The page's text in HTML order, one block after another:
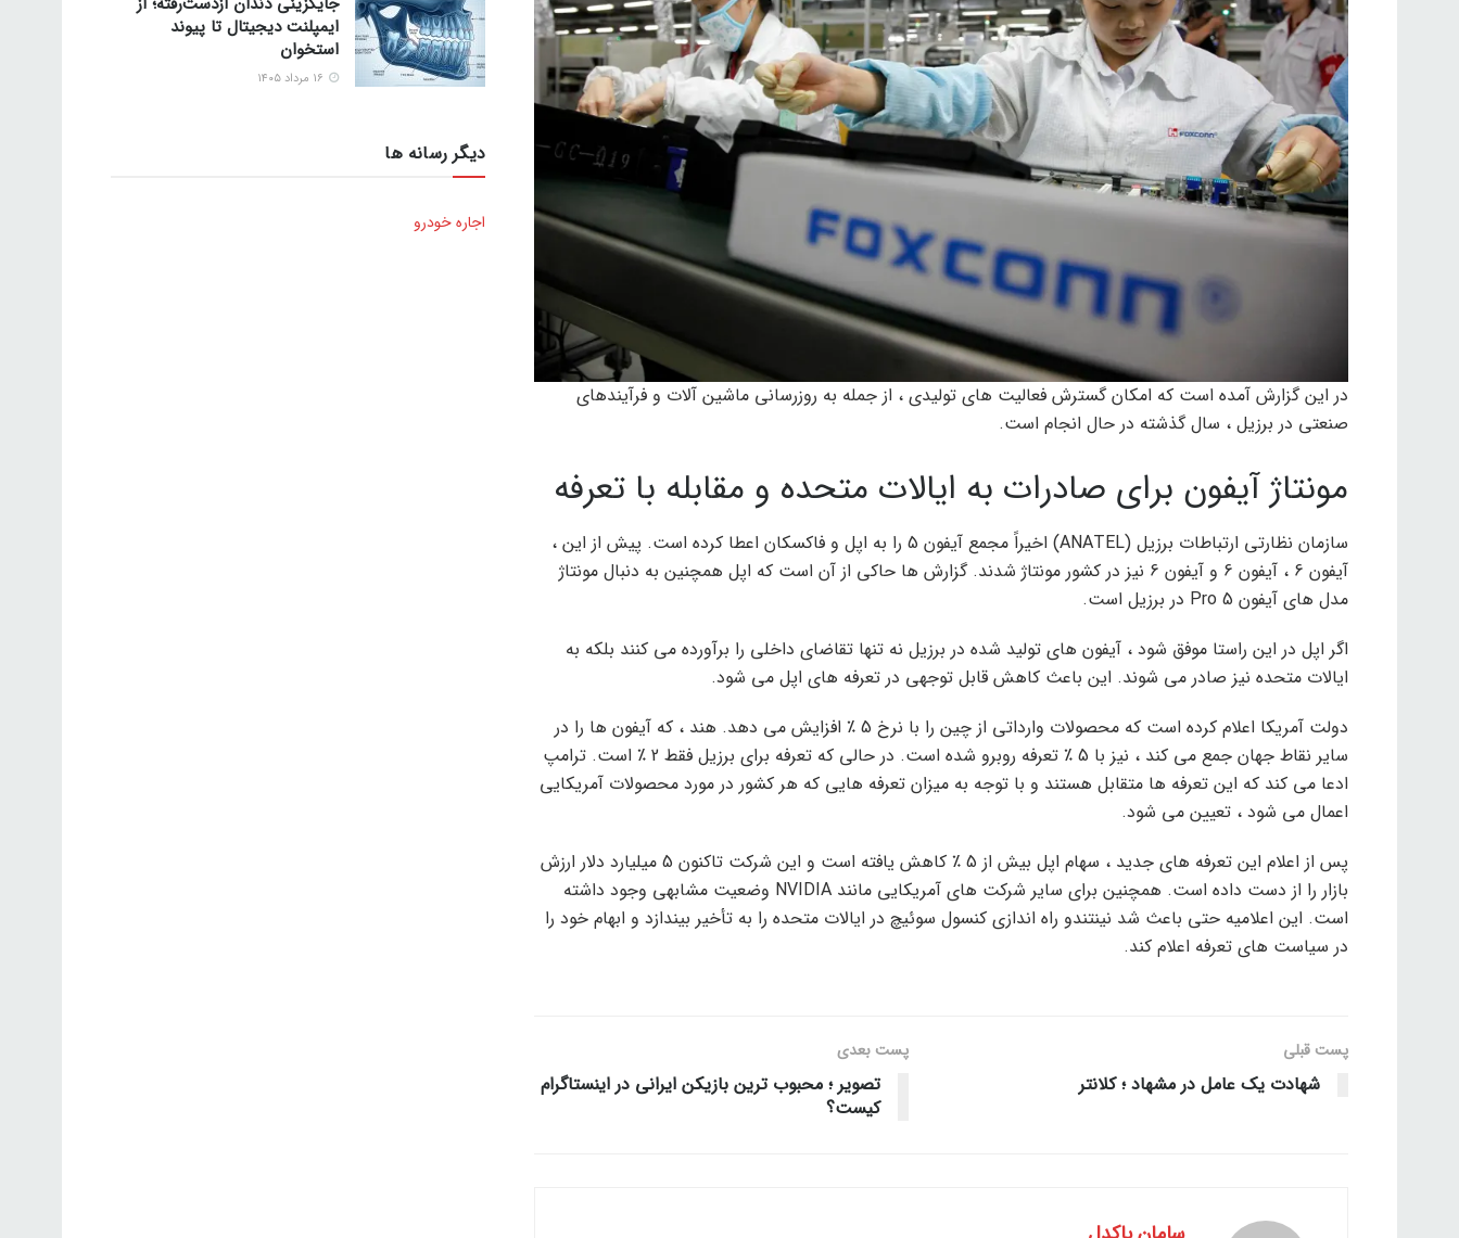
در این گزارش آمده است که امکان گسترش فعالیت های تولیدی ، از جمله به روزرسانی ماشین آلات و فرآیندهای
صنعتی در برزیل ، سال گذشته در حال انجام است.
مونتاژ آیفون برای صادرات به ایالات متحده و مقابله با تعرفه
سازمان نظارتی ارتباطات برزیل (ANATEL) اخیراً مجمع آیفون 5 را به اپل و فاکسکان اعطا کرده است. پیش از این ،
آیفون 6 ، آیفون 6 و آیفون 6 نیز در کشور مونتاژ شدند. گزارش ها حاکی از آن است که اپل همچنین به دنبال مونتاژ
مدل های آیفون 5 Pro در برزیل است.
اگر اپل در این راستا موفق شود ، آیفون های تولید شده در برزیل نه تنها تقاضای داخلی را برآورده می کنند بلکه به
ایالات متحده نیز صادر می شوند. این باعث کاهش قابل توجهی در تعرفه های اپل می شود.
دولت آمریکا اعلام کرده است که محصولات وارداتی از چین را با نرخ 5 ٪ افزایش می دهد. هند ، که آیفون ها را در
سایر نقاط جهان جمع می کند ، نیز با 5 ٪ تعرفه روبرو شده است. در حالی که تعرفه برای برزیل فقط 2 ٪ است. ترامپ
ادعا می کند که این تعرفه ها متقابل هستند و با توجه به میزان تعرفه هایی که هر کشور در مورد محصولات آمریکایی
اعمال می شود ، تعیین می شود.
پس از اعلام این تعرفه های جدید ، سهام اپل بیش از 5 ٪ کاهش یافته است و این شرکت تاکنون 5 میلیارد دلار ارزش
بازار را از دست داده است. همچنین برای سایر شرکت های آمریکایی مانند NVIDIA وضعیت مشابهی وجود داشته
است. این اعلامیه حتی باعث شد نینتندو راه اندازی کنسول سوئیچ در ایالات متحده را به تأخیر بیندازد و ابهام خود را
در سیاست های تعرفه اعلام کند.
پست قبلی
شهادت یک عامل در مشهاد ؛ کلانتر
پست‌ بعدی
تصویر ؛ محبوب ترین بازیکن ایرانی در اینستاگرام
کیست؟
ایمپلنت دیجیتال تا پیوند
استخوان
دیگر رسانه ها
اجاره خودرو